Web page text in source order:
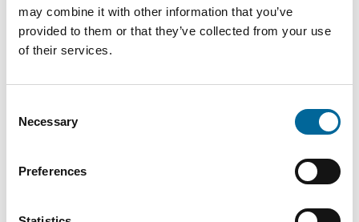
may combine it with other information that you’ve
provided to them or that they’ve collected from your use
of their services.
Selection
Necessary
Preferences
AXK-R
1x185
DC
185
AXK-R
1500V